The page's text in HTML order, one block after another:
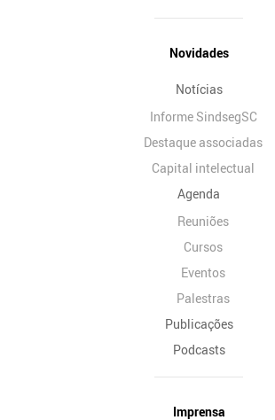
Novidades
Notícias
Informe SindsegSC
Destaque associadas
Capital intelectual
Agenda
Reuniões
Cursos
Eventos
Palestras
Publicações
Podcasts
Imprensa